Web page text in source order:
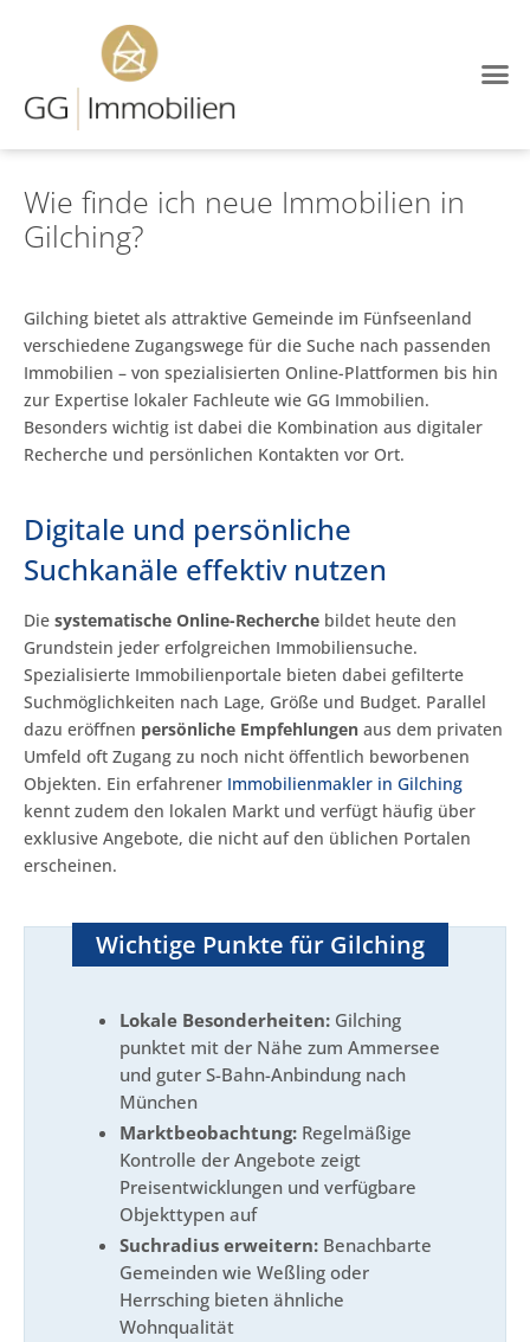
Wie finde ich neue Immobilien in
Gilching?
Gilching bietet als attraktive Gemeinde im Fünfseenland
verschiedene Zugangswege für die Suche nach passenden
Immobilien – von spezialisierten Online-Plattformen bis hin
zur Expertise lokaler Fachleute wie GG Immobilien.
Besonders wichtig ist dabei die Kombination aus digitaler
Recherche und persönlichen Kontakten vor Ort.
Digitale und persönliche
Suchkanäle effektiv nutzen
Die systematische Online-Recherche bildet heute den
Grundstein jeder erfolgreichen Immobiliensuche.
Spezialisierte Immobilienportale bieten dabei gefilterte
Suchmöglichkeiten nach Lage, Größe und Budget. Parallel
dazu eröffnen persönliche Empfehlungen aus dem privaten
Umfeld oft Zugang zu noch nicht öffentlich beworbenen
Objekten. Ein erfahrener Immobilienmakler in Gilching
kennt zudem den lokalen Markt und verfügt häufig über
exklusive Angebote, die nicht auf den üblichen Portalen
erscheinen.
Wichtige Punkte für Gilching
Lokale Besonderheiten: Gilching
punktet mit der Nähe zum Ammersee
und guter S-Bahn-Anbindung nach
München
Marktbeobachtung: Regelmäßige
Kontrolle der Angebote zeigt
Preisentwicklungen und verfügbare
Objekttypen auf
Suchradius erweitern: Benachbarte
Gemeinden wie Weßling oder
Herrsching bieten ähnliche
Wohnqualität